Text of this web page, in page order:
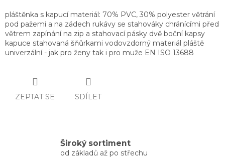
pláštěnka s kapucí materiál: 70% PVC, 30% polyester větrání
pod pažemi a na zádech rukávy se stahováky chránícími před
větrem zapínání na zip a stahovací pásky dvě boční kapsy
kapuce stahovaná šňůrkami vodovzdorný materiál pláště
univerzální - jak pro ženy tak i pro muže EN ISO 13688
ZEPTAT SE SDÍLET
Široký sortiment
od základů až po střechu